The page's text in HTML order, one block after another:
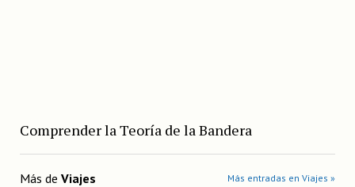
Comprender la Teoría de la Bandera
Más de Viajes Más entradas en Viajes »